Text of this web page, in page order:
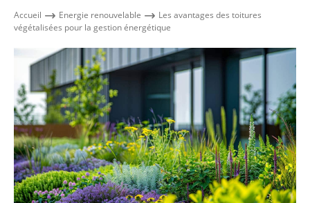
Accueil Energie renouvelable
Les avantages des toitures
végétalisées pour la gestion énergétique